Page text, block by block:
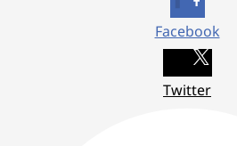
Facebook
Twitter